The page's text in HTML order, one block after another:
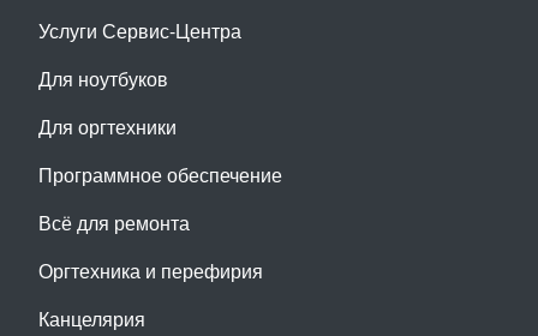
Услуги Сервис-Центра
Для ноутбуков
Для оргтехники
Программное обеспечение
Всё для ремонта
Оргтехника и перефирия
Канцелярия